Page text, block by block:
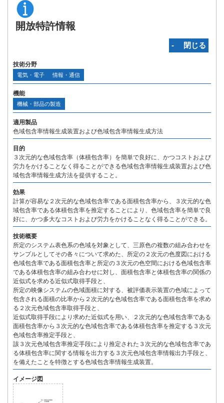
開放特許情報
‐ 閉じる
技術分野
電気・電子 情報・通信
機能
機械・部品の製造
適用製品
色域包含率情報生成装置および色域包含率情報生成方法
目的
３次元的な色域包含率（体積包含率）を簡単で良好に、かつコストおよび
労力をかけることなく得ることができる色域包含率情報生成装置および色
域包含率情報生成方法を提供すること。
効果
計算が容易な２次元的な色域包含率である面積包含率から、３次元的な色
域包含率である体積包含率を推定することにより、色域包含率を簡単で良
好に、かつ多大なコストおよび労力をかけることなく得ることができる。
技術概要
所定のシステム表色系の色域を対象として、三原色の複数の組み合わせを
サンプルとしてその各々について求めた、所定の２次元の色度図における
色域包含率である面積包含率と所定の３次元の色空間における色域包含率
である体積包含率の組み合わせに対し、面積包含率と体積包含率の関係の
近似式を求める近似式取得手段と、
所定の映像システムの色域面積に対する、被評価表示装置の色域によって
包含される面積の比率から２次元的な色域包含率である面積包含率を求め
る２次元色域包含率取得手段と、
近似式取得手段により求めた近似式を用い、２次元的な色域包含率である
面積包含率から３次元的な色域包含率である体積包含率を推定する３次元
色域包含率推定手段と、
該３次元色域包含率推定手段により推定された３次元的な色域包含率であ
る体積包含率に関する情報を出力する３次元色域包含率情報出力手段と、
を備えたことを特徴とする色域包含率情報生成装置。
イメージ図